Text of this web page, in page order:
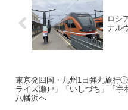
ロシ
ナル
東京発四国・九州1日弾丸旅行
ライズ瀬戸」「いしづち」「宇
八幡浜へ